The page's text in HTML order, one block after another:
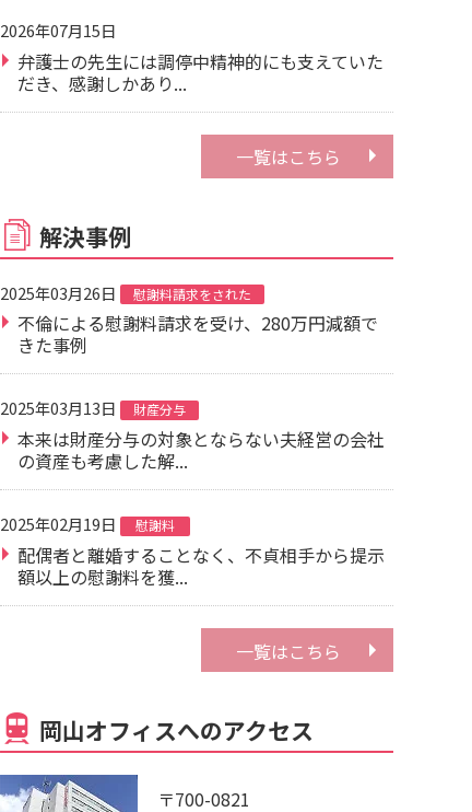
2026年07月15日
弁護士の先生には調停中精神的にも支えていた
だき、感謝しかあり...
一覧はこちら
解決事例
2025年03月26日 慰謝料請求をされた
不倫による慰謝料請求を受け、280万円減額で
きた事例
2025年03月13日 財産分与
本来は財産分与の対象とならない夫経営の会社
の資産も考慮した解...
2025年02月19日 慰謝料
配偶者と離婚することなく、不貞相手から提示
額以上の慰謝料を獲...
一覧はこちら
岡山オフィスへのアクセス
〒700-0821